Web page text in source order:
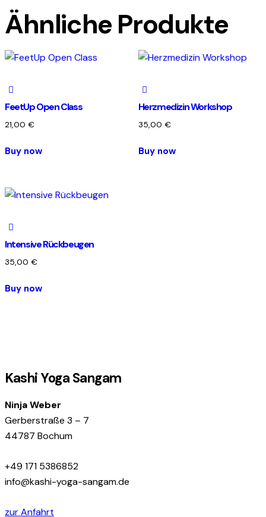
Menge
Ähnliche Produkte
FeetUp Open Class
21,00 €
Buy now
Herzmedizin Workshop
35,00 €
Buy now
Intensive Rückbeugen
35,00 €
Buy now
Kashi Yoga Sangam
Ninja Weber
Gerberstraße 3 – 7
44787 Bochum
+49 171 5386852
info@kashi-yoga-sangam.de
zur Anfahrt